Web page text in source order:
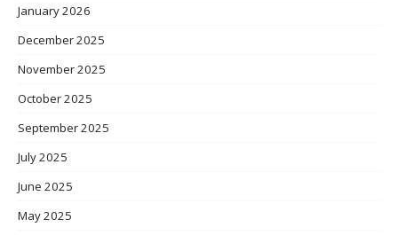
January 2026
December 2025
November 2025
October 2025
September 2025
July 2025
June 2025
May 2025